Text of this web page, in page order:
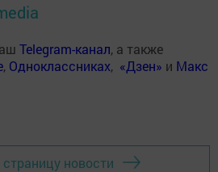
Telegram-канал, а также
, Одноклассниках, «Дзен» и Макс
новости